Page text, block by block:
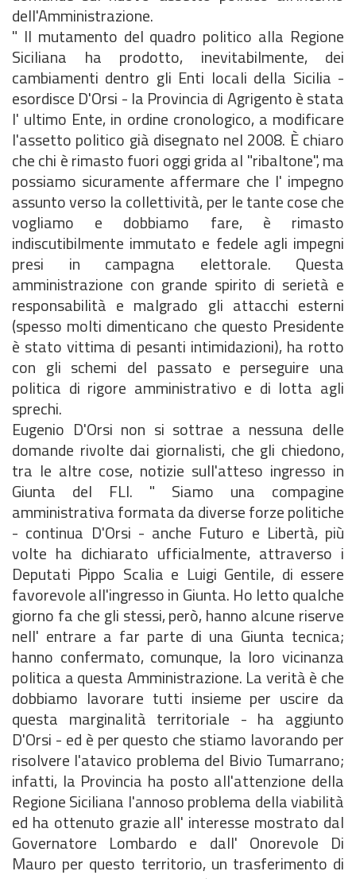
dell'Amministrazione.
" Il mutamento del quadro politico alla Regione
Siciliana ha prodotto, inevitabilmente, dei
cambiamenti dentro gli Enti locali della Sicilia -
esordisce D'Orsi - la Provincia di Agrigento è stata
l' ultimo Ente, in ordine cronologico, a modificare
l'assetto politico già disegnato nel 2008. È chiaro
che chi è rimasto fuori oggi grida al "ribaltone", ma
possiamo sicuramente affermare che l' impegno
assunto verso la collettività, per le tante cose che
vogliamo e dobbiamo fare, è rimasto
indiscutibilmente immutato e fedele agli impegni
presi in campagna elettorale. Questa
amministrazione con grande spirito di serietà e
responsabilità e malgrado gli attacchi esterni
(spesso molti dimenticano che questo Presidente
è stato vittima di pesanti intimidazioni), ha rotto
con gli schemi del passato e perseguire una
politica di rigore amministrativo e di lotta agli
sprechi.
Eugenio D'Orsi non si sottrae a nessuna delle
domande rivolte dai giornalisti, che gli chiedono,
tra le altre cose, notizie sull'atteso ingresso in
Giunta del FLI. " Siamo una compagine
amministrativa formata da diverse forze politiche
- continua D'Orsi - anche Futuro e Libertà, più
volte ha dichiarato ufficialmente, attraverso i
Deputati Pippo Scalia e Luigi Gentile, di essere
favorevole all'ingresso in Giunta. Ho letto qualche
giorno fa che gli stessi, però, hanno alcune riserve
nell' entrare a far parte di una Giunta tecnica;
hanno confermato, comunque, la loro vicinanza
politica a questa Amministrazione. La verità è che
dobbiamo lavorare tutti insieme per uscire da
questa marginalità territoriale - ha aggiunto
D'Orsi - ed è per questo che stiamo lavorando per
risolvere l'atavico problema del Bivio Tumarrano;
infatti, la Provincia ha posto all'attenzione della
Regione Siciliana l'annoso problema della viabilità
ed ha ottenuto grazie all' interesse mostrato dal
Governatore Lombardo e dall' Onorevole Di
Mauro per questo territorio, un trasferimento di